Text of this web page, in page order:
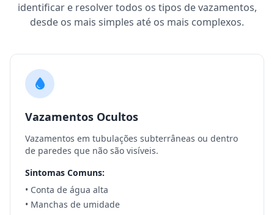
identificar e resolver todos os tipos de vazamentos,
desde os mais simples até os mais complexos.
Vazamentos Ocultos
Vazamentos em tubulações subterrâneas ou dentro
de paredes que não são visíveis.
Sintomas Comuns:
• Conta de água alta
• Manchas de umidade